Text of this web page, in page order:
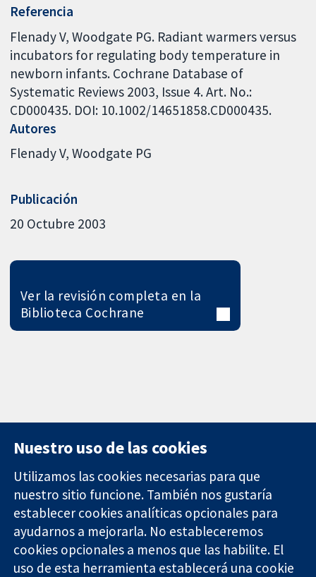
Referencia
Flenady V, Woodgate PG. Radiant warmers versus
incubators for regulating body temperature in
newborn infants. Cochrane Database of
Systematic Reviews 2003, Issue 4. Art. No.:
CD000435. DOI: 10.1002/14651858.CD000435.
Autores
Flenady V Woodgate PG
Publicación
20 Octubre 2003
Ver la revisión completa en la
Biblioteca Cochrane
Evidencia fiable.
Decisiones
informadas.
11-13 Cavendish
Square
Londres
W1G 0AN
Reino Unido
Contacto
Noticias
Prensa
Sobre
nosotros
Nuestro uso de las cookies
Utilizamos las cookies necesarias para que
nuestro sitio funcione. También nos gustaría
establecer cookies analíticas opcionales para
ayudarnos a mejorarla. No estableceremos
cookies opcionales a menos que las habilite. El
uso de esta herramienta establecerá una cookie